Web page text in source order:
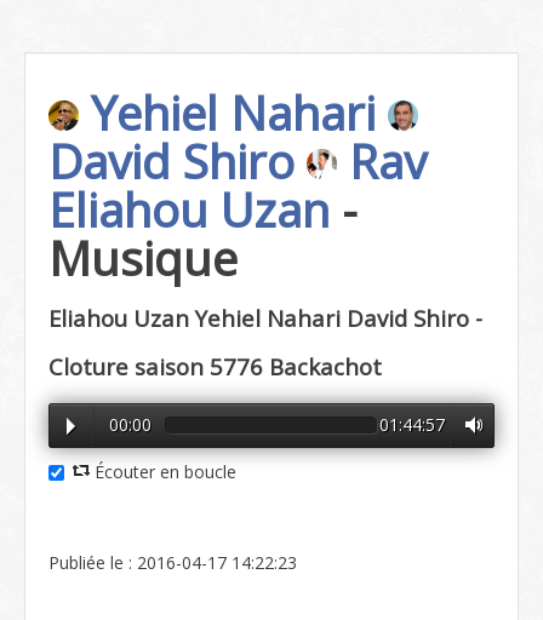
Yehiel Nahari
David Shiro Rav
Eliahou Uzan -
Musique
Eliahou Uzan Yehiel Nahari David Shiro -
Cloture saison 5776 Backachot
00:00 01:44:57
Écouter en boucle
Publiée le : 2016-04-17 14:22:23